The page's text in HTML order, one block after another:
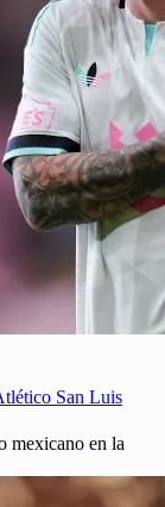
San Luis
mexicano en la